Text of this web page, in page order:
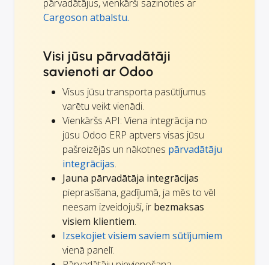
pārvadātājus, vienkārši sazinoties ar
Cargoson atbalstu.
Visi jūsu pārvadātāji
savienoti ar Odoo
Visus jūsu transporta pasūtījumus
varētu veikt vienādi.
Vienkāršs API: Viena integrācija no
jūsu Odoo ERP aptvers visas jūsu
pašreizējās un nākotnes pārvadātāju
integrācijas.
Jauna pārvadātāja integrācijas
pieprasīšana, gadījumā, ja mēs to vēl
neesam izveidojuši, ir bezmaksas
visiem klientiem.
Izsekojiet visiem saviem sūtījumiem
vienā panelī.